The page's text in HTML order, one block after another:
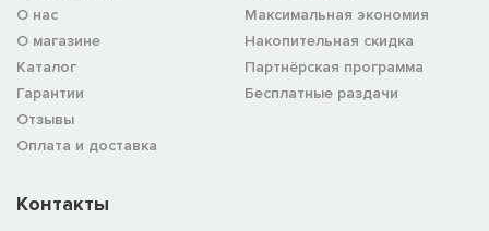
О нас
О магазине
Каталог
Гарантии
Отзывы
Оплата и доставка
Максимальная экономия
Накопительная скидка
Партнёрская программа
Бесплатные раздачи
Контакты